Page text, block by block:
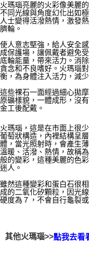
每筆NT$80，滿
郵局幫你送（離島）
每筆NT$80，滿
付款後門市自取
免運費
火瑪瑙亮麗的火彩像美麗
不同光線與角度幻化出如
人士變得活潑熱情，激發
臍輪。
使人意志堅強，給人安全
成保護場，讓佩戴者避免
底輪能量，帶來活力。消
貪念和不良嗜好。火瑪瑙
衡，為身體注入活力，減
這些裸石一面經過細心拋
原礦樣貌，一體成形，沒
金工後配戴。
火瑪瑙，這是在市面上很
葡萄狀構造，內裡結構呈
體，當光照射時，會產生
溫暖、活潑、熱情，故稱
般的變彩，這種美麗的色
迷人。
雖然這種變彩和蛋白石很
成的二氧化矽顆粒，因光
硬度為７，不會自行龜裂或
其他火瑪瑙>>點我去看